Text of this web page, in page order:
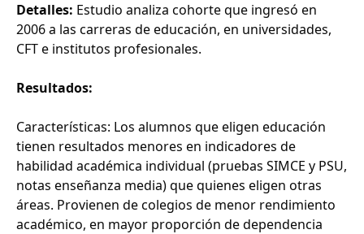
Detalles: Estudio analiza cohorte que ingresó en
2006 a las carreras de educación, en universidades,
CFT e institutos profesionales.
Resultados:
Características: Los alumnos que eligen educación
tienen resultados menores en indicadores de
habilidad académica individual (pruebas SIMCE y PSU,
notas enseñanza media) que quienes eligen otras
áreas. Provienen de colegios de menor rendimiento
académico, en mayor proporción de dependencia